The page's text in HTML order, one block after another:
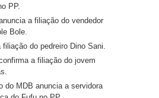
PP.
a filiação do vendedor
Bole.
do pedreiro Dino Sani.
a filiação do jovem
do MDB anuncia a servidora